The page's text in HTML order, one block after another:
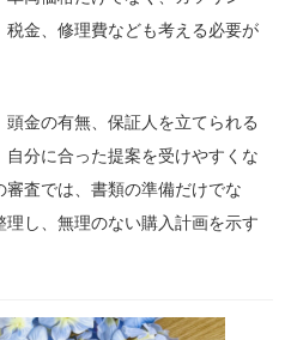
金、修理費なども考える必要が
金の有無、保証人を立てられる
分に合った提案を受けやすくな
審査では、書類の準備だけでな
理し、無理のない購入計画を示す